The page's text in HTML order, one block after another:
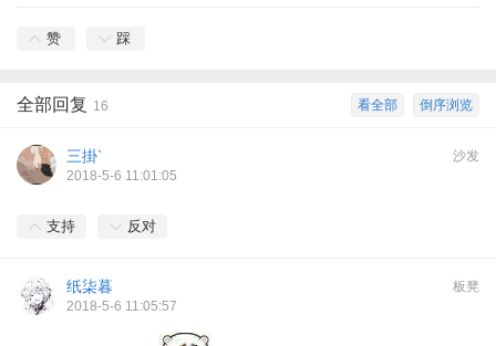
赞 踩
倒序浏览
看全部
全部回复 16
沙发
三掛`
2018-5-6 11:01:05
支持 反对
板凳
纸柒暮
2018-5-6 11:05:57